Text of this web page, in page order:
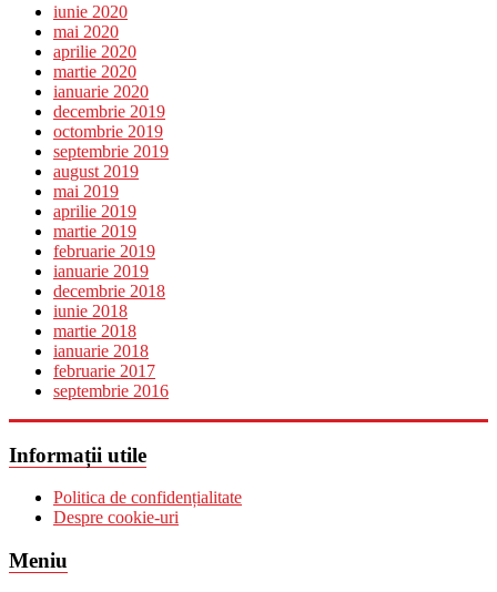
iunie 2020
mai 2020
aprilie 2020
martie 2020
ianuarie 2020
decembrie 2019
octombrie 2019
septembrie 2019
august 2019
mai 2019
aprilie 2019
martie 2019
februarie 2019
ianuarie 2019
decembrie 2018
iunie 2018
martie 2018
ianuarie 2018
februarie 2017
septembrie 2016
Informații utile
Politica de confidențialitate
Despre cookie-uri
Meniu